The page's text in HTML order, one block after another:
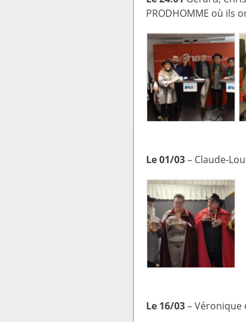
PRODHOMME où ils
Le 01/03– Claude-
Le 16/03– Véronique